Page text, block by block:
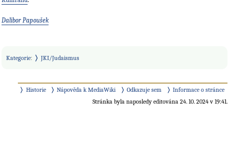
Dalibor Papoušek
Kategorie: JKI/Judaismus
Historie Nápověda k MediaWiki Odkazuje sem
Informace o stránce
Stránka byla naposledy editována 24. 10. 2024 v 19:41.